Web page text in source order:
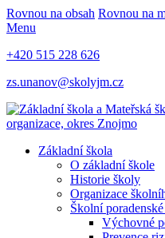
Rovnou na obsah Rovnou na
Menu
+420 515 228 626
zs.unanov@skolyjm.cz
Základní škola
O základní škole
Historie školy
Organizace
Školní
Výchovné